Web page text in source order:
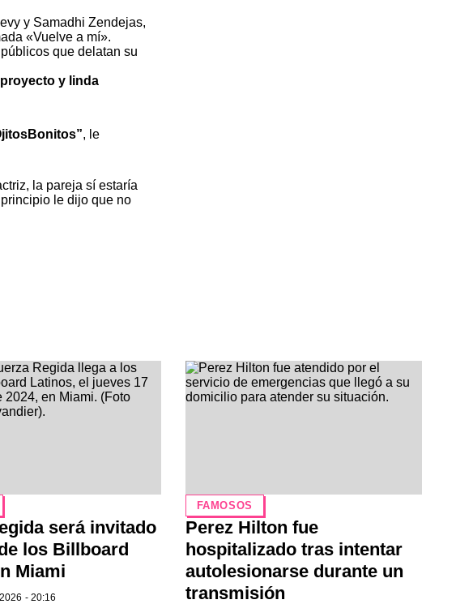
y Samadhi Zendejas,
«Vuelve a mí».
que delatan su
y linda
, le
la pareja sí estaría
le dijo que no
será invitado
los Billboard
Miami
- 20:16
FAMOSOS
Perez Hilton fue
hospitalizado tras intentar
autolesionarse durante un
transmisión